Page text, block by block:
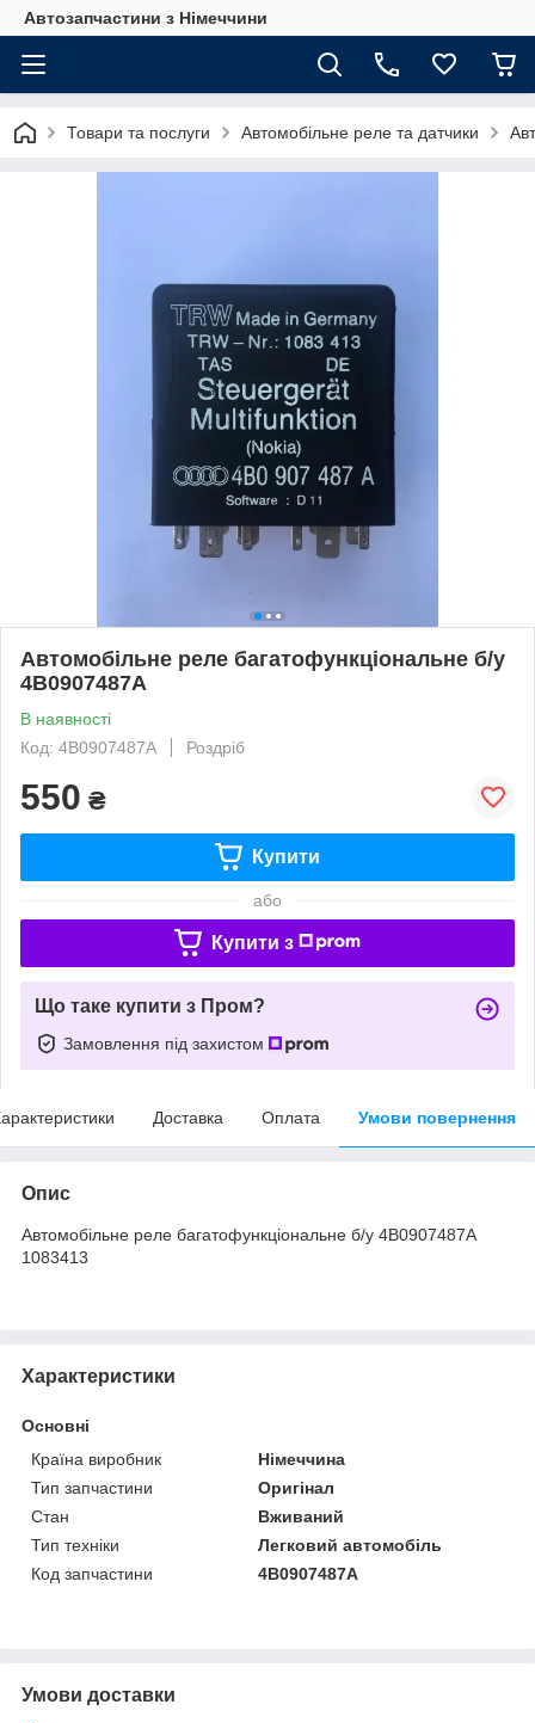
Автозапчастини з Німеччини
Товари та послуги Автомобільне реле та датчики
Автомобільне реле багатофункціональне б/у
4B0907487A
В наявності
Код: 4B0907487A
Роздріб
550 ₴
Купити
або
Купити з
Що таке купити з Пром?
Замовлення під захистом
Доставка Оплата Умови повернення
Опис
Автомобільне реле багатофункціональне б/у 4B0907487A
1083413
Характеристики
Основні
Країна виробник
Німеччина
Тип запчастини
Оригінал
Стан
Вживаний
Тип техніки
Легковий автомобіль
Код запчастини
4B0907487A
Умови доставки